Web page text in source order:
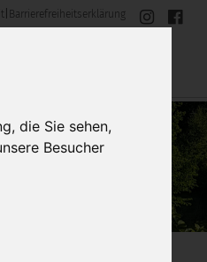
die Sie sehen,
Besucher
Barrierefreiheitserklärung